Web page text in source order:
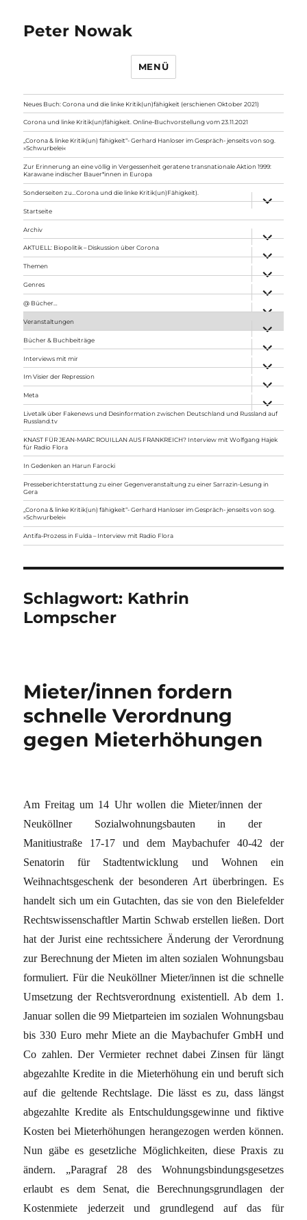
Peter Nowak
MENÜ
Neues Buch: Corona und die linke Kritik(un)fähigkeit (erschienen Oktober 2021)
Corona und linke Kritik(un)fähigkeit. Online-Buchvorstellung vom 23.11.2021
„Corona & linke Kritik(un) fähigkeit“- Gerhard Hanloser im Gespräch- jenseits von sog.
»Schwurbelei«
Zur Erinnerung an eine völlig in Vergessenheit geratene transnationale Aktion 1999:
Karawane indischer Bauer*innen in Europa
Sonderseiten zu…Corona und die linke Kritik(un)Fähigkeit).
anzeigen
Startseite
Archiv
anzeigen
AKTUELL: Biopolitik – Diskussion über Corona
anzeigen
Themen
anzeigen
Genres
anzeigen
@ Bücher…
Veranstaltungen
anzeigen
Bücher & Buchbeiträge
anzeigen
Interviews mit mir
anzeigen
Im Visier der Repression
anzeigen
Meta
anzeigen
Livetalk über Fakenews und Desinformation zwischen Deutschland und Russland auf
Russland.tv
KNAST FÜR JEAN-MARC ROUILLAN AUS FRANKREICH? Interview mit Wolfgang Hajek
für Radio Flora
In Gedenken an Harun Farocki
Presseberichterstattung zu einer Gegenveranstaltung zu einer Sarrazin-Lesung in
Gera
„Corona & linke Kritik(un) fähigkeit“- Gerhard Hanloser im Gespräch- jenseits von sog.
»Schwurbelei«
Antifa-Prozess in Fulda – Interview mit Radio Flora
Schlagwort: Kathrin
Lompscher
Mieter/innen fordern
schnelle Verordnung
gegen Mieterhöhungen
Am Freitag um 14 Uhr wollen die Mieter/innen der
Neuköllner Sozialwohnungsbauten in der
Manitiustraße 17-17 und dem Maybachufer 40-42 der
Senatorin für Stadtentwicklung und Wohnen ein
Weihnachtsgeschenk der besonderen Art überbringen. Es
handelt sich um ein Gutachten, das sie von den Bielefelder
Rechtswissenschaftler Martin Schwab erstellen ließen. Dort
hat der Jurist eine rechtssichere Änderung der Verordnung
zur Berechnung der Mieten im alten sozialen Wohnungsbau
formuliert. Für die Neuköllner Mieter/innen ist die schnelle
Umsetzung der Rechtsverordnung existentiell. Ab dem 1.
Januar sollen die 99 Mietparteien im sozialen Wohnungsbau
bis 330 Euro mehr Miete an die Maybachufer GmbH und
Co zahlen. Der Vermieter rechnet dabei Zinsen für längt
abgezahlte Kredite in die Mieterhöhung ein und beruft sich
auf die geltende Rechtslage. Die lässt es zu, dass längst
abgezahlte Kredite als Entschuldungsgewinne und fiktive
Kosten bei Mieterhöhungen herangezogen werden können.
Nun gäbe es gesetzliche Möglichkeiten, diese Praxis zu
ändern. „Paragraf 28 des Wohnungsbindungsgesetzes
erlaubt es dem Senat, die Berechnungsgrundlagen der
Kostenmiete jederzeit und grundlegend auf das für